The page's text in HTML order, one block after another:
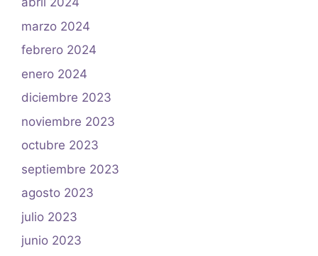
marzo 2024
febrero 2024
enero 2024
diciembre 2023
noviembre 2023
octubre 2023
septiembre 2023
agosto 2023
julio 2023
junio 2023